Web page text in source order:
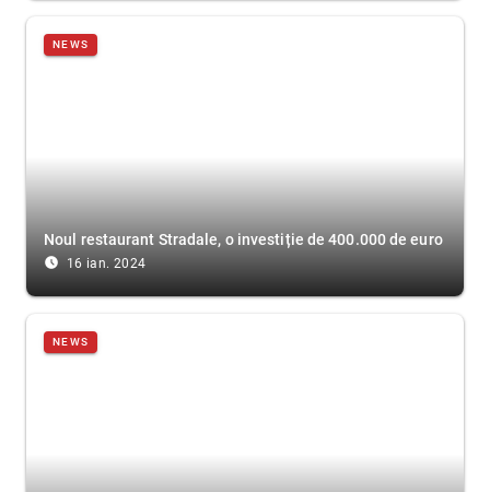
NEWS
Noul restaurant Stradale, o investiție de 400.000 de euro
access_time_filled 16 ian. 2024
NEWS